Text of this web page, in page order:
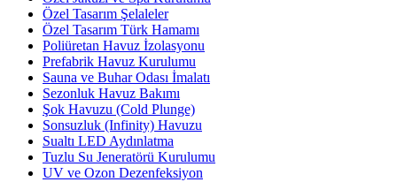
Özel Tasarım Şelaleler
Özel Tasarım Türk Hamamı
Poliüretan Havuz İzolasyonu
Prefabrik Havuz Kurulumu
Sauna ve Buhar Odası İmalatı
Sezonluk Havuz Bakımı
Şok Havuzu (Cold Plunge)
Sonsuzluk (Infinity) Havuzu
Sualtı LED Aydınlatma
Tuzlu Su Jeneratörü Kurulumu
UV ve Ozon Dezenfeksiyon